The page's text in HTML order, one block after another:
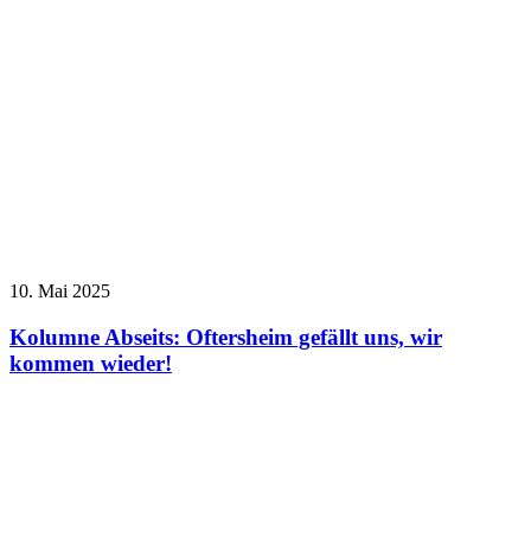
10. Mai 2025
Kolumne Abseits: Oftersheim gefällt uns, wir
kommen wieder!